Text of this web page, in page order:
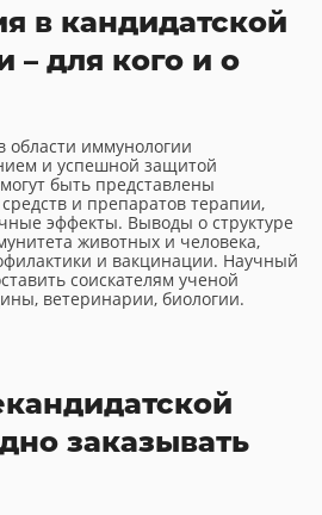
в кандидатской
– для кого и о
области иммунологии
и успешной защитой
быть представлены
и препаратов терапии,
эффекты. Выводы о структуре
животных и человека,
и вакцинации. Научный
соискателям ученой
ветеринарии, биологии.
кандидатской
заказывать